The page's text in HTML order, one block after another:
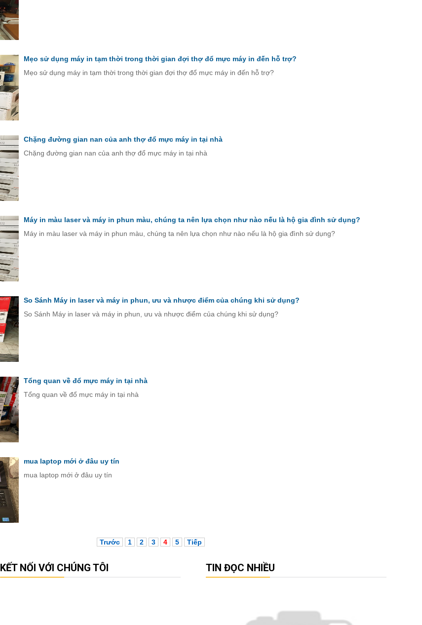
Mẹo sử dụng máy in tạm thời trong thời gian đợi thợ đổ mực máy in đến hỗ trợ?
Mẹo sử dụng máy in tạm thời trong thời gian đợi thợ đổ mực máy in đến hỗ trợ?
Chặng đường gian nan của anh thợ đổ mực máy in tại nhà
Chặng đường gian nan của anh thợ đổ mực máy in tại nhà
Máy in màu laser và máy in phun màu, chúng ta nên lựa chọn như nào nếu là hộ gia đình sử dụng?
Máy in màu laser và máy in phun màu, chúng ta nên lựa chọn như nào nếu là hộ gia đình sử dụng?
So Sánh Máy in laser và máy in phun, ưu và nhược điểm của chúng khi sử dụng?
So Sánh Máy in laser và máy in phun, ưu và nhược điểm của chúng khi sử dụng?
Tổng quan về đổ mực máy in tại nhà
Tổng quan về đổ mực máy in tại nhà
mua laptop mới ở đâu uy tín
mua laptop mới ở đâu uy tín
Trước 1 2 3 4 5 Tiếp
KẾT NỐI VỚI CHÚNG TÔI TIN ĐỌC NHIỀU